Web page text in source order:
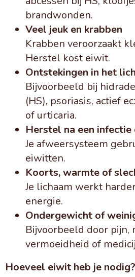
brandwonden.
Veel jeuk en krabben
Krabben veroorzaakt
Herstel kost eiwit.
Ontstekingen in het
Bijvoorbeeld bij
(HS), psoriasis, actief
of urticaria.
Herstel na een
Je afweersysteem
eiwitten.
Koorts, warmte of
Je lichaam werkt
energie.
Ondergewicht of
Bijvoorbeeld door pijn,
vermoeidheid of
Hoeveel eiwit heb je